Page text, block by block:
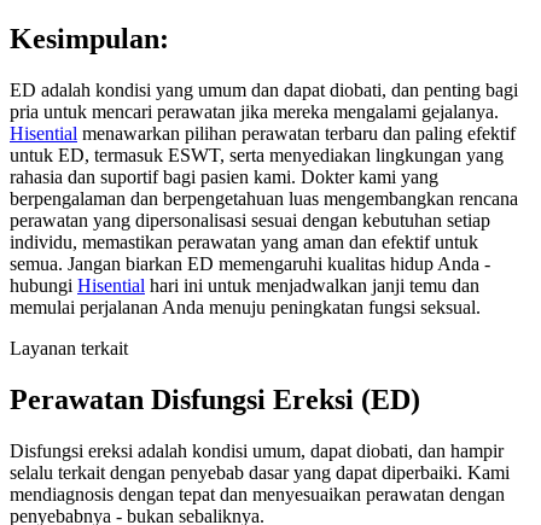
Kesimpulan:
ED adalah kondisi yang umum dan dapat diobati, dan penting bagi
pria untuk mencari perawatan jika mereka mengalami gejalanya.
Hisential menawarkan pilihan perawatan terbaru dan paling efektif
untuk ED, termasuk ESWT, serta menyediakan lingkungan yang
rahasia dan suportif bagi pasien kami. Dokter kami yang
berpengalaman dan berpengetahuan luas mengembangkan rencana
perawatan yang dipersonalisasi sesuai dengan kebutuhan setiap
individu, memastikan perawatan yang aman dan efektif untuk
semua. Jangan biarkan ED memengaruhi kualitas hidup Anda -
hubungi Hisential hari ini untuk menjadwalkan janji temu dan
memulai perjalanan Anda menuju peningkatan fungsi seksual.
Layanan terkait
Perawatan Disfungsi Ereksi (ED)
Disfungsi ereksi adalah kondisi umum, dapat diobati, dan hampir
selalu terkait dengan penyebab dasar yang dapat diperbaiki. Kami
mendiagnosis dengan tepat dan menyesuaikan perawatan dengan
penyebabnya - bukan sebaliknya.